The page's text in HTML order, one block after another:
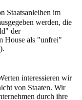
Staatsanleihen im
werden, die
der
House als "unfrei"
interessieren wir
von Staaten. Wir
durch ihre